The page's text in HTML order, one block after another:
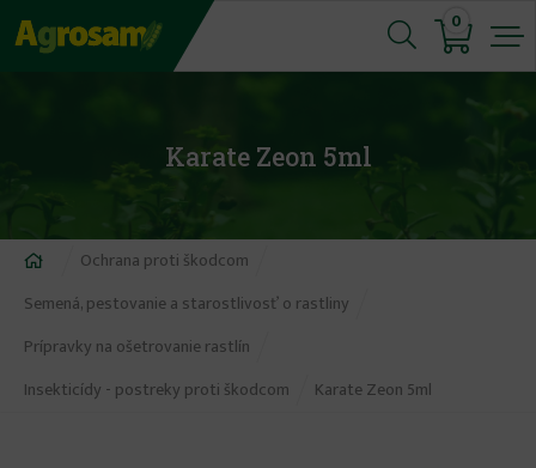
Jump
to
0
Karate Zeon 5ml
Nachádzate
sa
tu
Ochrana proti škodcom
Semená, pestovanie a starostlivosť o rastliny
Prípravky na ošetrovanie rastlín
Insekticídy - postreky proti škodcom
Karate Zeon 5ml